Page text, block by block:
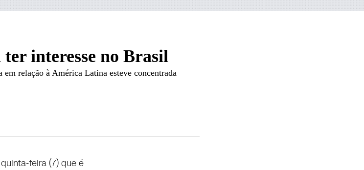
interesse no Brasil
relação à América Latina esteve concentrada
feira (7) que é